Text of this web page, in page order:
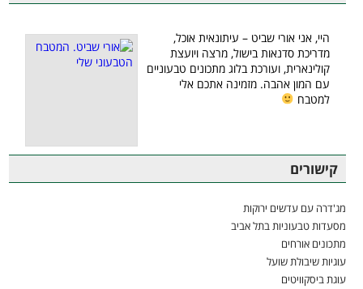
היי, אני אורי שביט – עיתונאית אוכל,
מדריכת סדנאות בישול, מרצה ויועצת
קולינארית, ועורכת בלוג מתכונים טבעוניים
עם המון אהבה. מזמינה אתכם אלי
למטבח
קישורים
מג'דרה עם עדשים ירוקות
מסעדות טבעוניות בתל אביב
מתכונים אורחים
עוגיות שיבולת שועל
עוגת ביסקוויטים